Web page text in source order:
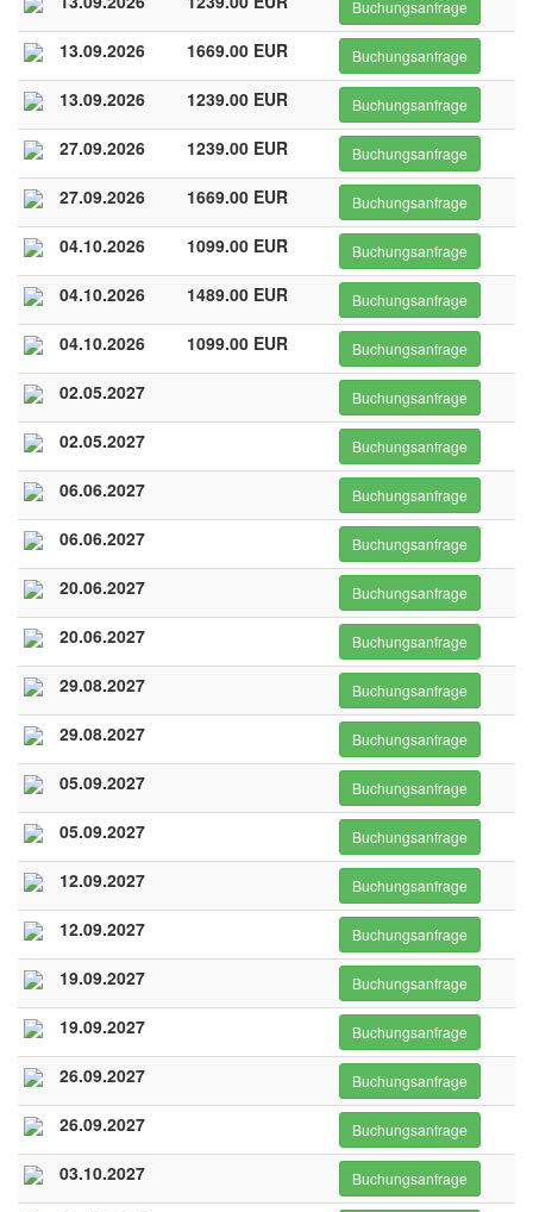
Buchungsanfrage
13.09.2026 1669.00 EUR Buchungsanfrage
13.09.2026 1239.00 EUR Buchungsanfrage
27.09.2026 1239.00 EUR Buchungsanfrage
27.09.2026 1669.00 EUR Buchungsanfrage
04.10.2026 1099.00 EUR Buchungsanfrage
04.10.2026 1489.00 EUR Buchungsanfrage
04.10.2026 1099.00 EUR Buchungsanfrage
02.05.2027 Buchungsanfrage
02.05.2027 Buchungsanfrage
06.06.2027 Buchungsanfrage
06.06.2027 Buchungsanfrage
20.06.2027 Buchungsanfrage
20.06.2027 Buchungsanfrage
29.08.2027 Buchungsanfrage
29.08.2027 Buchungsanfrage
05.09.2027 Buchungsanfrage
05.09.2027 Buchungsanfrage
12.09.2027 Buchungsanfrage
12.09.2027 Buchungsanfrage
19.09.2027 Buchungsanfrage
19.09.2027 Buchungsanfrage
26.09.2027 Buchungsanfrage
26.09.2027 Buchungsanfrage
03.10.2027 Buchungsanfrage